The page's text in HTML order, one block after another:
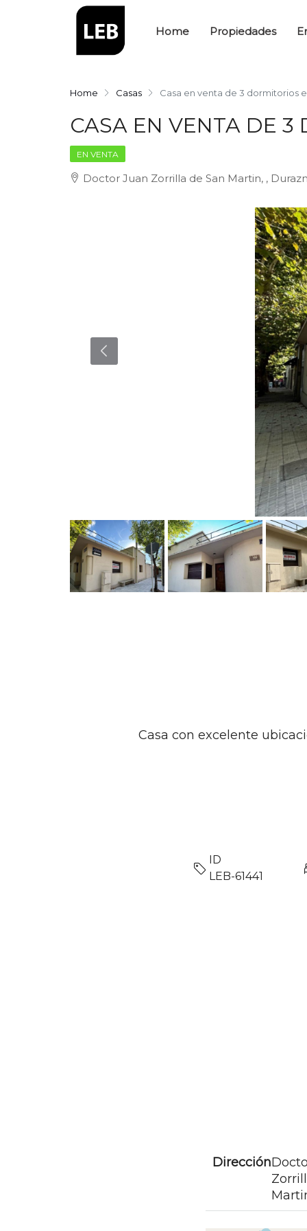
Home Propiedades
Home Casas Casa en venta de 3 dormitorios
CASA EN VENTA DE
EN VENTA
Doctor Juan Zorrilla de San Martin, ,
Casa con excelente
ID
LEB-61441
Dirección